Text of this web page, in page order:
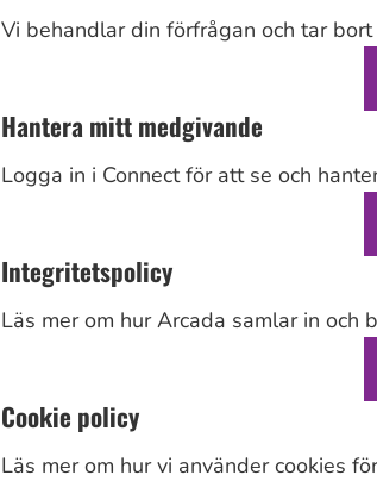
Vi behandlar din förfrågan och tar
Hantera mitt medgivande
Logga in i Connect för att se och
Integritetspolicy
Läs mer om hur Arcada samlar in och
Cookie policy
Läs mer om hur vi använder cookies